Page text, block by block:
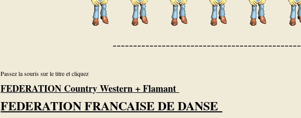
----------------------------------------------
Passez la souris sur le titre et cliquez
FEDERATION Country Western + Flamant
FEDERATION FRANCAISE DE DANSE